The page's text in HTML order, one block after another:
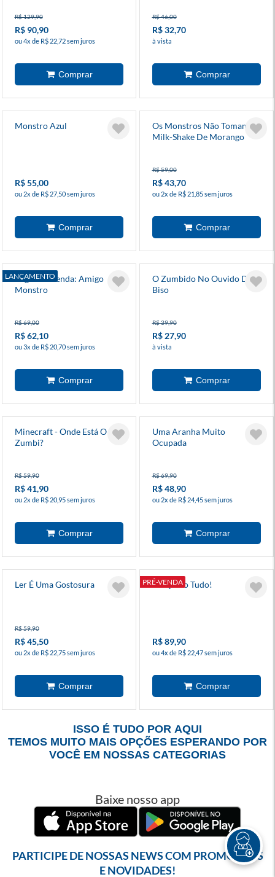
R$ 129,90
R$ 90,90
ou 4x de R$ 22,72 sem juros
R$ 46,00
R$ 32,70
à vista
Monstro Azul
R$ 55,00
ou 2x de R$ 27,50 sem juros
Os Monstros Não Tomam
Milk-Shake De Morango
R$ 59,00
R$ 43,70
ou 2x de R$ 21,85 sem juros
LANÇAMENTO
Pegue E Prenda: Amigo
Monstro
R$ 69,00
R$ 62,10
ou 3x de R$ 20,70 sem juros
O Zumbido No Ouvido Do
Biso
R$ 39,90
R$ 27,90
à vista
Minecraft - Onde Está O
Zumbi?
R$ 59,90
R$ 41,90
ou 2x de R$ 20,95 sem juros
Uma Aranha Muito
Ocupada
R$ 69,90
R$ 48,90
ou 2x de R$ 24,45 sem juros
Ler É Uma Gostosura
R$ 59,90
R$ 45,50
ou 2x de R$ 22,75 sem juros
PRÉ-VENDA
Eu Quero Tudo!
R$ 89,90
ou 4x de R$ 22,47 sem juros
ISSO É TUDO POR AQUI
TEMOS MUITO MAIS OPÇÕES ESPERANDO POR
VOCÊ EM NOSSAS CATEGORIAS
Baixe nosso app
PARTICIPE DE NOSSAS NEWS COM PROMOÇÕES
E NOVIDADES!